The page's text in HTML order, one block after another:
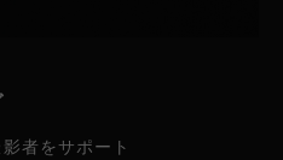
者をサポート